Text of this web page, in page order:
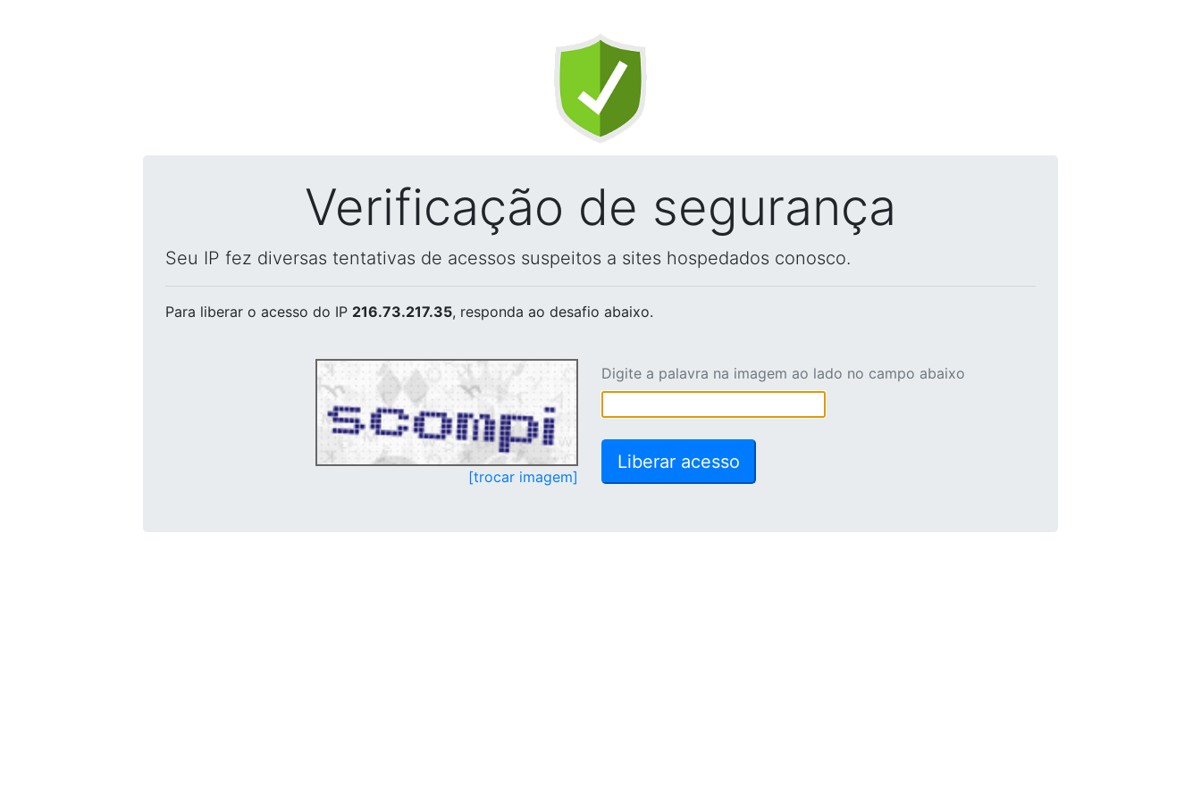
Verificação de segurança
Seu IP fez diversas tentativas de acessos suspeitos a sites hospedados conosco.
Para liberar o acesso do IP 216.73.217.35, responda ao desafio abaixo.
[trocar imagem]
Digite a palavra na imagem ao lado no campo abaixo